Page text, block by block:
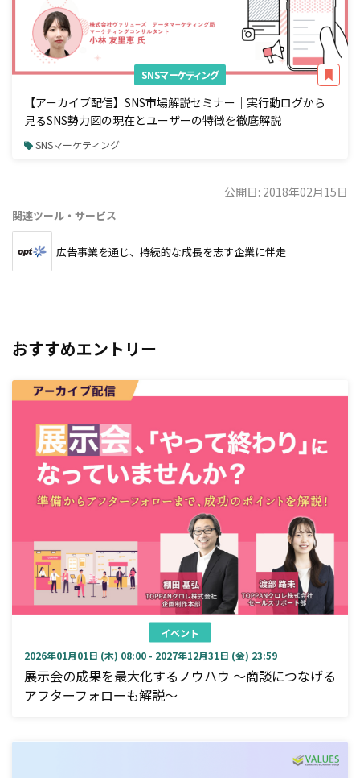
SNSマーケティング
【アーカイブ配信】SNS市場解説セミナー｜実行動ログから
見るSNS勢力図の現在とユーザーの特徴を徹底解説
SNSマーケティング
公開日: 2018年02月15日
関連ツール・サービス
広告事業を通じ、持続的な成長を志す企業に伴走
おすすめエントリー
イベント
2026年01月01日 (木) 08:00 - 2027年12月31日 (金) 23:59
展示会の成果を最大化するノウハウ ～商談につなげる
アフターフォローも解説～